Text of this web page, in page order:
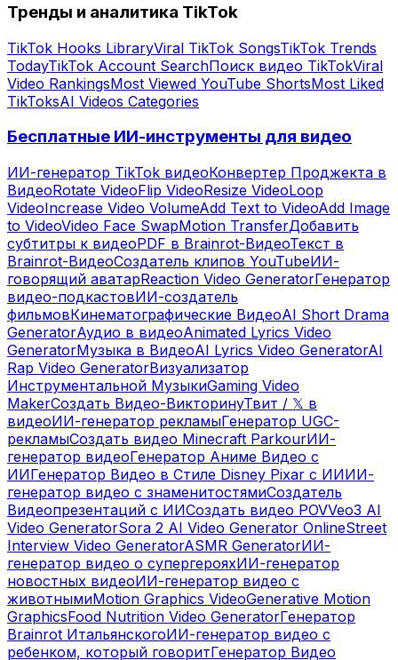
Тренды и аналитика TikTok
TikTok Hooks LibraryViral TikTok SongsTikTok Trends
TodayTikTok Account SearchПоиск видео TikTokViral
Video RankingsMost Viewed YouTube ShortsMost Liked
TikToksAI Videos Categories
Бесплатные ИИ-инструменты для видео
ИИ-генератор TikTok видеоКонвертер Проджекта в
ВидеоRotate VideoFlip VideoResize VideoLoop
VideoIncrease Video VolumeAdd Text to VideoAdd Image
to VideoVideo Face SwapMotion TransferДобавить
субтитры к видеоPDF в Brainrot-ВидеоТекст в
Brainrot-ВидеоСоздатель клипов YouTubeИИ-
говорящий аватарReaction Video GeneratorГенератор
видео-подкастовИИ-создатель
фильмовКинематографические ВидеоAI Short Drama
GeneratorАудио в видеоAnimated Lyrics Video
GeneratorМузыка в ВидеоAI Lyrics Video GeneratorAI
Rap Video GeneratorВизуализатор
Инструментальной МузыкиGaming Video
MakerСоздать Видео-ВикторинуТвит / 𝕏 в
видеоИИ-генератор рекламыГенератор UGC-
рекламыСоздать видео Minecraft ParkourИИ-
генератор видеоГенератор Аниме Видео с
ИИГенератор Видео в Стиле Disney Pixar с ИИИИ-
генератор видео с знаменитостямиСоздатель
Видеопрезентаций с ИИСоздать видео POVVeo3 AI
Video GeneratorSora 2 AI Video Generator OnlineStreet
Interview Video GeneratorASMR GeneratorИИ-
генератор видео о супергерояхИИ-генератор
новостных видеоИИ-генератор видео с
животнымиMotion Graphics VideoGenerative Motion
GraphicsFood Nutrition Video GeneratorГенератор
Brainrot ИтальянскогоИИ-генератор видео с
ребенком, который говоритГенератор Видео